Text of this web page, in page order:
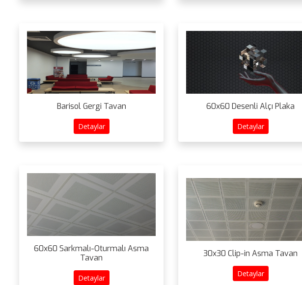
Barisol Gergi Tavan
Detaylar
60x60 Desenli Alçı Plaka
Detaylar
60x60 Sarkmalı-Oturmalı Asma
Tavan
Detaylar
30x30 Clip-in Asma Tavan
Detaylar